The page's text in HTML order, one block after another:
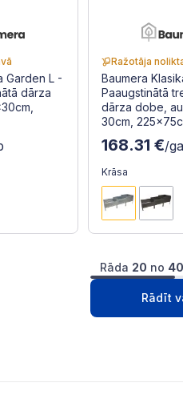
Garden L -
dārza
Ražotāja
Baumera
Paaugstinātā
dārza dobe,
30cm,
168.31 €/
Krāsa
Rāda 20 no 40
Rādīt